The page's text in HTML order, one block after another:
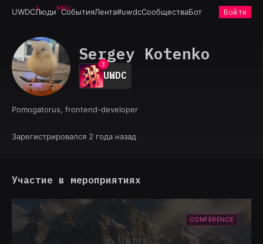
UWDCЛюди6932
СобытияЛента#uwdcСообществаБот Войти
Sergey Kotenko
2
3
4
5
7
9
UWDC
Pomogatorus, frontend-developer
Зарегистрировался 2 года назад
Участие в мероприятиях
CONFERENCE